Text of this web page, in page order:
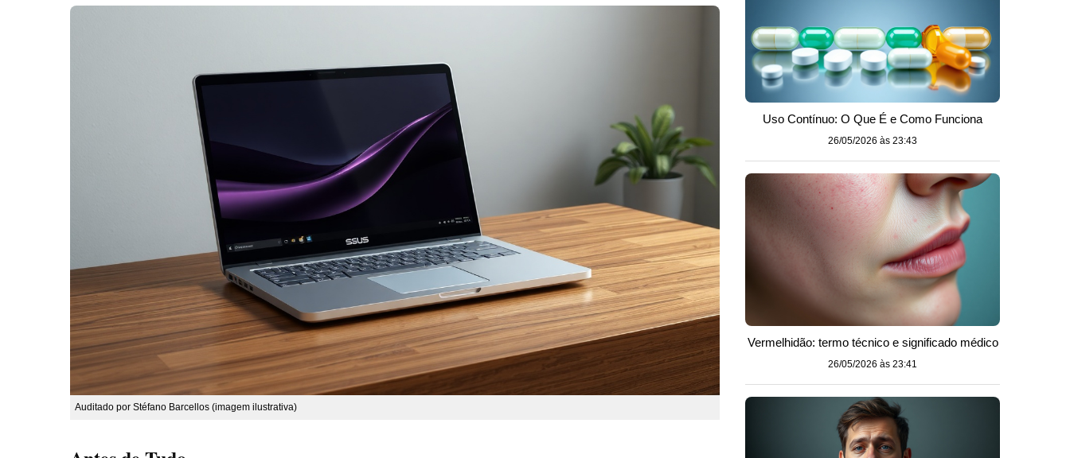
Auditado por Stéfano Barcellos (imagem ilustrativa)
Uso Contínuo: O Que É e Como Funciona
26/05/2026 às 23:43
Vermelhidão: termo técnico e significado médico
26/05/2026 às 23:41